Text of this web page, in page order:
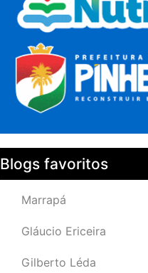
Blogs favoritos
Marrapá
Gláucio Ericeira
Gilberto Léda